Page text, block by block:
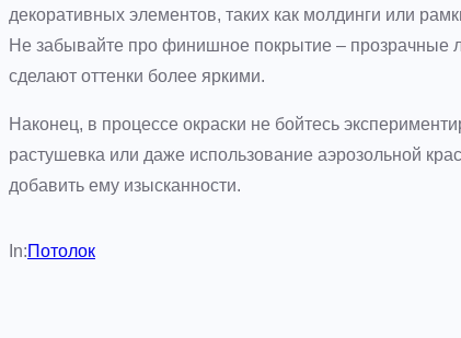
декоративных элементов, таких как молдинги или
Не забывайте про финишное покрытие – прозрачные
сделают оттенки более яркими.
Наконец, в процессе окраски не бойтесь
растушевка или даже использование аэрозольной
добавить ему изысканности.
In:Потолок